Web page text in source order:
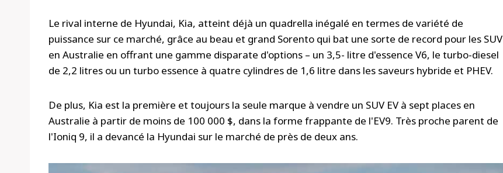
Le rival interne de Hyundai, Kia, atteint déjà un quadrella inégalé en termes de variété de
puissance sur ce marché, grâce au beau et grand Sorento qui bat une sorte de record pour les SUV
en Australie en offrant une gamme disparate d'options – un 3,5- litre d'essence V6, le turbo-diesel
de 2,2 litres ou un turbo essence à quatre cylindres de 1,6 litre dans les saveurs hybride et PHEV.
De plus, Kia est la première et toujours la seule marque à vendre un SUV EV à sept places en
Australie à partir de moins de 100 000 $, dans la forme frappante de l'EV9. Très proche parent de
l'Ioniq 9, il a devancé la Hyundai sur le marché de près de deux ans.